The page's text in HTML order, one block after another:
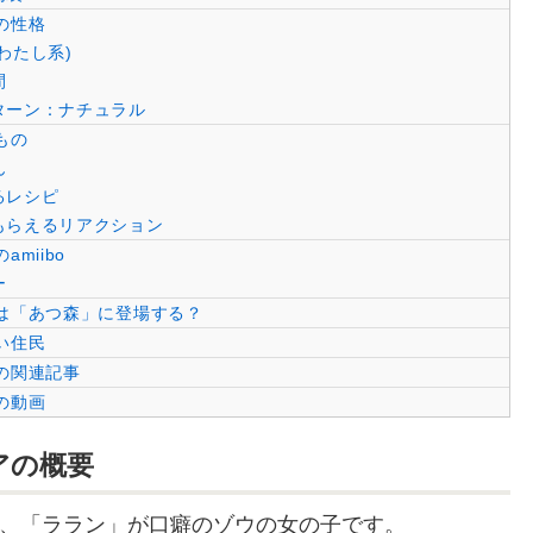
性格
たし系)
ン：ナチュラル
の
シピ
えるリアクション
amiibo
「あつ森」に登場する？
住民
関連記事
動画
の概要
「ララン」が口癖のゾウの女の子です。